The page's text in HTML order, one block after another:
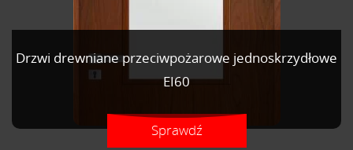
Drzwi drewniane przeciwpożarowe jednoskrzydłowe
EI60
Sprawdź